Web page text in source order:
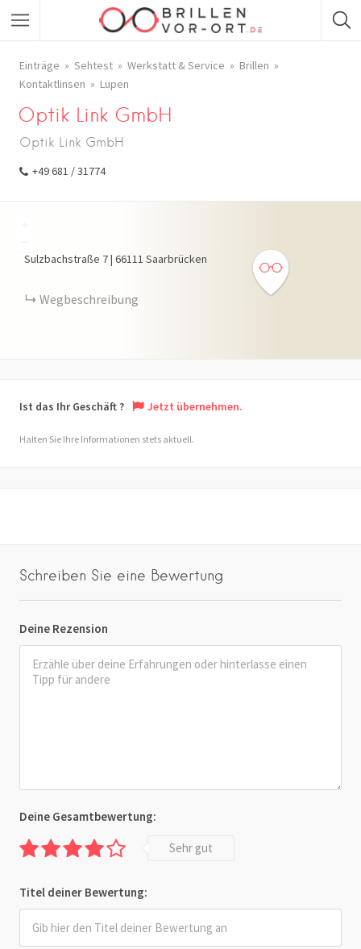
Einträge Sehtest Werkstatt & Service
Brillen
Kontaktlinsen
Lupen
Optik Link GmbH
Optik Link GmbH
+49 681 / 31774
Sulzbachstraße 7| 66111 Saarbrücken
Wegbeschreibung
Ist das Ihr Geschäft ? Jetzt übernehmen.
Halten Sie Ihre Informationen stets aktuell.
Schreiben Sie eine Bewertung
Deine Rezension
Deine Gesamtbewertung:
Sehr gut
Titel deiner Bewertung: